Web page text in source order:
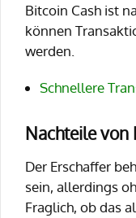
Bitcoin Cash ist
können
werden.
Schnellere
Nachteile von
Der Erschaffer
sein, allerdings
Fraglich, ob das